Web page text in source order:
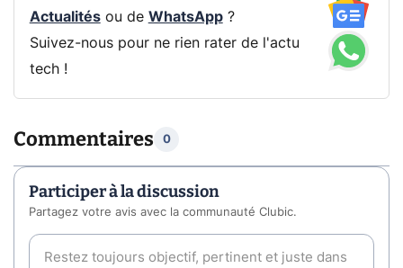
Actualitésou de WhatsApp?
Suivez-nous pour ne rien rater de l'actu
tech !
Commentaires 0
Participer à la discussion
Partagez votre avis avec la communauté Clubic.